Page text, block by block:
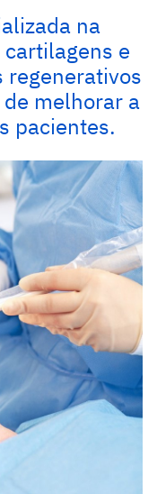
na
e
regenerativos
melhorar a
pacientes.